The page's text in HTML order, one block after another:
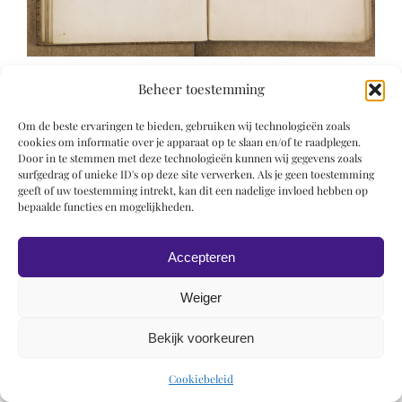
Beheer toestemming
Om de beste ervaringen te bieden, gebruiken wij technologieën zoals
cookies om informatie over je apparaat op te slaan en/of te raadplegen.
Door in te stemmen met deze technologieën kunnen wij gegevens zoals
surfgedrag of unieke ID's op deze site verwerken. Als je geen toestemming
geeft of uw toestemming intrekt, kan dit een nadelige invloed hebben op
bepaalde functies en mogelijkheden.
Accepteren
Weiger
Bekijk voorkeuren
Cookiebeleid
© 2019 Roel Wiechers | Powered byROCK Design